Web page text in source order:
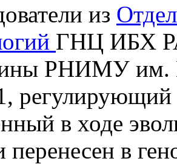
из
ГНЦ ИБХ
РНИМУ им.
в ходе
перенесен в